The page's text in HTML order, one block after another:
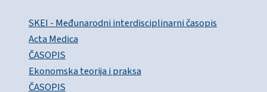
SKEI - Međunarodni interdisciplinarni časopis
Acta Medica
ČASOPIS
Ekonomska teorija i praksa
ČASOPIS